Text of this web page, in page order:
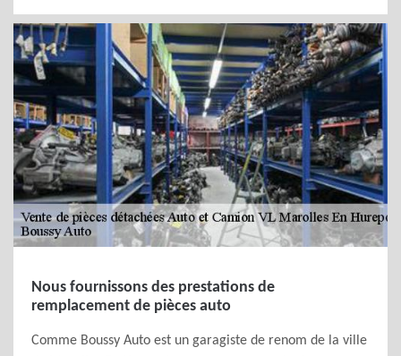
Nous fournissons des prestations de
remplacement de pièces auto
Comme Boussy Auto est un garagiste de renom de la ville